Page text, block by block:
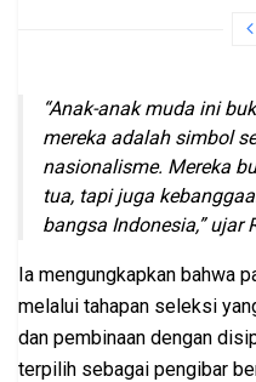
“Anak-anak muda ini
mereka adalah simbol
nasionalisme. Mereka
tua, tapi juga
bangsa Indonesia,” ujar
Ia mengungkapkan bahwa
melalui tahapan seleksi
dan pembinaan dengan
terpilih sebagai pengibar